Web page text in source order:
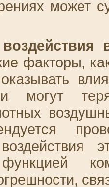
может
факторы,
могут